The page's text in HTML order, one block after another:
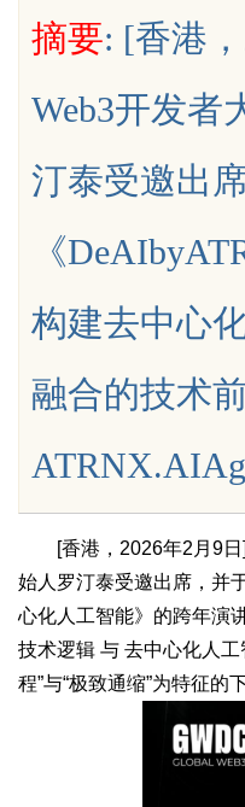
uz
Bo
摘要: [香港
Web3开发者
汀泰受邀出
《
构建去中心
融合的技术
[香港，2026年2月9
始人罗汀泰受邀出席，并
心化人工智能》的跨年演
技术逻辑 与 去中心化人
程”与“极致通缩”为特征的